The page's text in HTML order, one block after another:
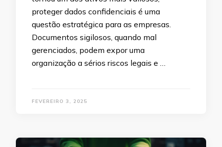
proteger dados confidenciais é uma
questão estratégica para as empresas.
Documentos sigilosos, quando mal
gerenciados, podem expor uma
organização a sérios riscos legais e …
FEVEREIRO 3, 2025